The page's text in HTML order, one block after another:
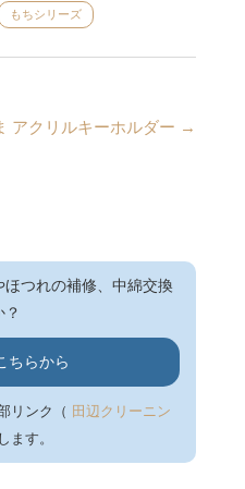
もちシリーズ
アクリルキーホルダー →
つれの補修、中綿交換
ちらから
リンク（ 田辺クリーニン
ます。